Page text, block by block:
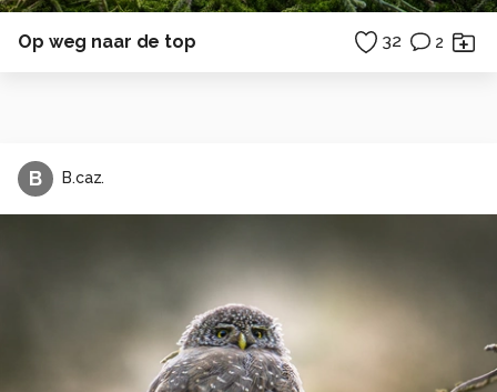
Op weg naar de top 32 2
B B.caz.